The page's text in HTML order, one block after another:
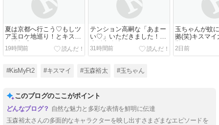
夏は京都へ行こう♡もしツ
ア玉ロケ地巡り！とキスマ
イ情報盛りだくさん＆8/5ま
いたま
19時間前
テンション高嗣な「あまー
い♡」いただきました！8/5
大阪夜公演
31時間前
玉ちゃんが蚊
拠(笑)キスマイ
勤動画
2日前
#KisMyFt2 #キスマイ #玉森裕太 #玉ちゃん
このブログのここがポイント
自然な魅力と多彩な表情を鮮明に伝達
玉森裕太さんの多面的なキャラクターを映し出すさまざまなエピソードを